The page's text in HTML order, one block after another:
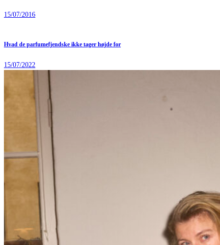
15/07/2016
Hvad de parfumefjendske ikke tager højde for
15/07/2022